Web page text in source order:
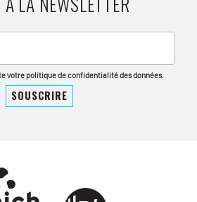
votre politique de confidentialité des données.